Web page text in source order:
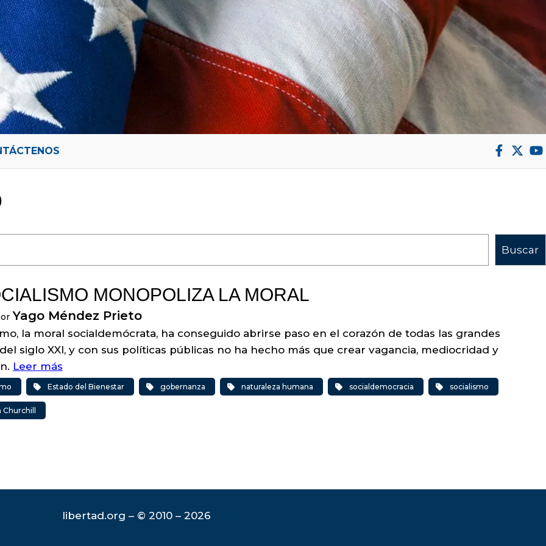
Buscar
MONOPOLIZA LA MORAL
Yago Méndez Prieto
la moral socialdemócrata, ha conseguido abrirse paso en el corazón de todas las grandes
siglo XXI, y con sus políticas públicas no ha hecho más que crear vagancia, mediocridad y
Leer más
Estado del Bienestar gobernanza naturaleza humana socialdemocracia socialismo
libertad.org – © 2010 – 2026